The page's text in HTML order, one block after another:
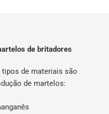
de britadores
de materiais são
de martelos: